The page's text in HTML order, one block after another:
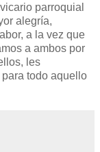
parroquial
alegría,
a la vez que
a ambos por
les
todo aquello